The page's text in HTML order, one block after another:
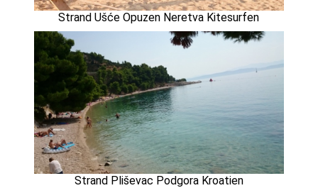
Strand Ušće Opuzen Neretva Kitesurfen
Strand Pliševac Podgora Kroatien